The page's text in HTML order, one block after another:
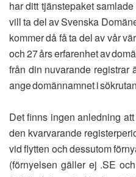
har ditt tjänstepaket
vill ta del av Svenska
kommer då få ta del av vår
och 27 års erfarenhet av
från din nuvarande registrar
ange domännamnet i
Det finns ingen anledning
den kvarvarande
vid flytten och dessutom
(förnyelsen gäller ej .SE